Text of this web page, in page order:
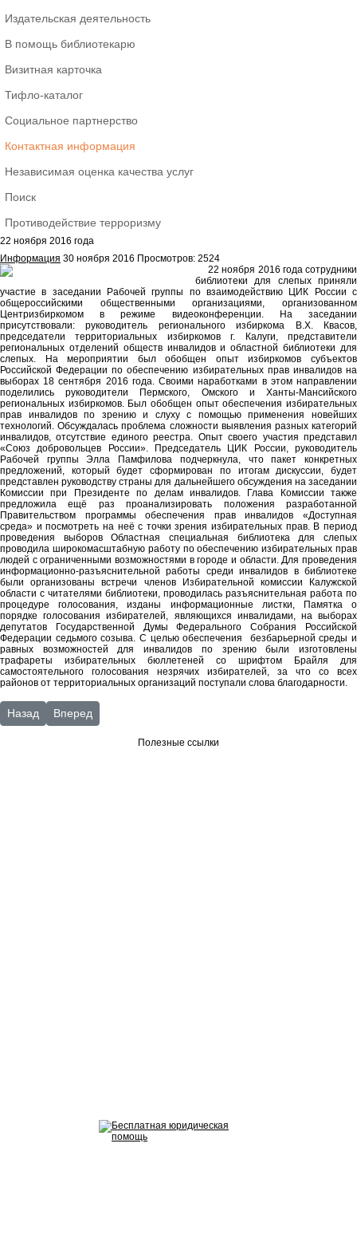
Издательская деятельность
В помощь библиотекарю
Визитная карточка
Тифло-каталог
Социальное партнерство
Контактная информация
Независимая оценка качества услуг
Поиск
Противодействие терроризму
22 ноября 2016 года
Информация 30 ноября 2016 Просмотров: 2524
22 ноября 2016 года сотрудники
библиотеки для слепых приняли
участие в заседании Рабочей группы по взаимодействию ЦИК России с
общероссийскими общественными организациями, организованном
Центризбиркомом в режиме видеоконференции. На заседании
присутствовали: руководитель регионального избиркома В.Х. Квасов,
председатели территориальных избиркомов г. Калуги, представители
региональных отделений обществ инвалидов и областной библиотеки для
слепых. На мероприятии был обобщен опыт избиркомов субъектов
Российской Федерации по обеспечению избирательных прав инвалидов на
выборах 18 сентября 2016 года. Своими наработками в этом направлении
поделились руководители Пермского, Омского и Ханты-Мансийского
региональных избиркомов. Был обобщен опыт обеспечения избирательных
прав инвалидов по зрению и слуху с помощью применения новейших
технологий. Обсуждалась проблема сложности выявления разных категорий
инвалидов, отсутствие единого реестра. Опыт своего участия представил
«Союз добровольцев России». Председатель ЦИК России, руководитель
Рабочей группы Элла Памфилова подчеркнула, что пакет конкретных
предложений, который будет сформирован по итогам дискуссии, будет
представлен руководству страны для дальнейшего обсуждения на заседании
Комиссии при Президенте по делам инвалидов. Глава Комиссии также
предложила ещё раз проанализировать положения разработанной
Правительством программы обеспечения прав инвалидов «Доступная
среда» и посмотреть на неё с точки зрения избирательных прав. В период
проведения выборов Областная специальная библиотека для слепых
проводила широкомасштабную работу по обеспечению избирательных прав
людей с ограниченными возможностями в городе и области. Для проведения
информационно-разъяснительной работы среди инвалидов в библиотеке
были организованы встречи членов Избирательной комиссии Калужской
области с читателями библиотеки, проводилась разъяснительная работа по
процедуре голосования, изданы информационные листки, Памятка о
порядке голосования избирателей, являющихся инвалидами, на выборах
депутатов Государственной Думы Федерального Собрания Российской
Федерации седьмого созыва. С целью обеспечения безбарьерной среды и
равных возможностей для инвалидов по зрению были изготовлены
трафареты избирательных бюллетеней со шрифтом Брайля для
самостоятельного голосования незрячих избирателей, за что со всех
районов от территориальных организаций поступали слова благодарности.
Предыдущий: Областной творческий конкурс детского рисунка
Назад Следующий: ноябрь
Вперед
Полезные ссылки